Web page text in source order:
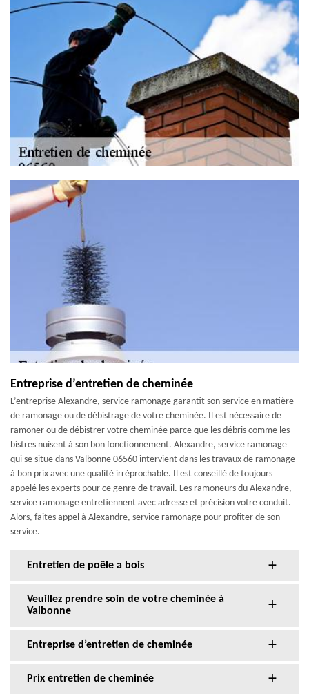
Entreprise d’entretien de cheminée
L’entreprise Alexandre, service ramonage garantit son service en matière
de ramonage ou de débistrage de votre cheminée. Il est nécessaire de
ramoner ou de débistrer votre cheminée parce que les débris comme les
bistres nuisent à son bon fonctionnement. Alexandre, service ramonage
qui se situe dans Valbonne 06560 intervient dans les travaux de ramonage
à bon prix avec une qualité irréprochable. Il est conseillé de toujours
appelé les experts pour ce genre de travail. Les ramoneurs du Alexandre,
service ramonage entretiennent avec adresse et précision votre conduit.
Alors, faites appel à Alexandre, service ramonage pour profiter de son
service.
Entretien de poêle a bois
Veuillez prendre soin de votre cheminée à
Valbonne
Entreprise d’entretien de cheminée
Prix entretien de cheminée